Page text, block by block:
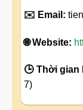
✉️ Email:
🌐 Website:
🕒 Thời gian
7)